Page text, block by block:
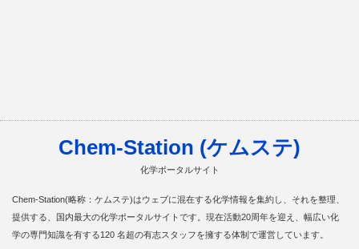
Chem-Station (ケムステ)
化学ポータルサイト
Chem-Station(略称：ケムステ)はウェブに混在する化学情報を集約し、それを整理、
提供する、国内最大の化学ポータルサイトです。現在活動20周年を迎え、幅広い化
学の専門知識を有する120 名超の有志スタッフを擁する体制で運営しています。